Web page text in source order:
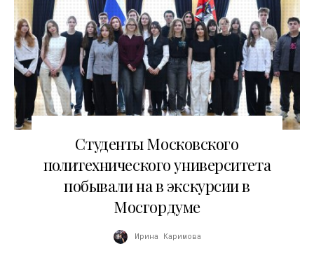
Студенты Московского
политехнического университета
побывали на в экскурсии в
Мосгордуме
Ирина Каримова